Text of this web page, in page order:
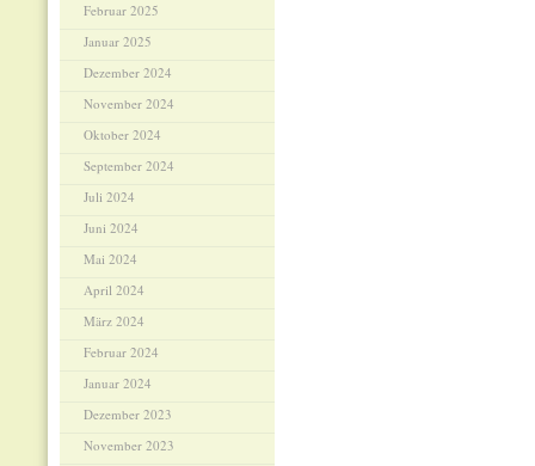
Februar 2025
Januar 2025
Dezember 2024
November 2024
Oktober 2024
September 2024
Juli 2024
Juni 2024
Mai 2024
April 2024
März 2024
Februar 2024
Januar 2024
Dezember 2023
November 2023